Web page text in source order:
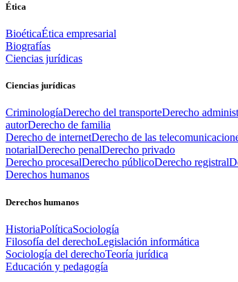
Ética
BioéticaÉtica empresarial
Biografías
Ciencias jurídicas
Ciencias jurídicas
CriminologíaDerecho del transporteDerecho
autorDerecho de familia
Derecho de internetDerecho de las
notarialDerecho penalDerecho privado
Derecho procesalDerecho públicoDerecho registral
Derechos humanos
Derechos humanos
HistoriaPolíticaSociología
Filosofía del derechoLegislación informática
Sociología del derechoTeoría jurídica
Educación y pedagogía